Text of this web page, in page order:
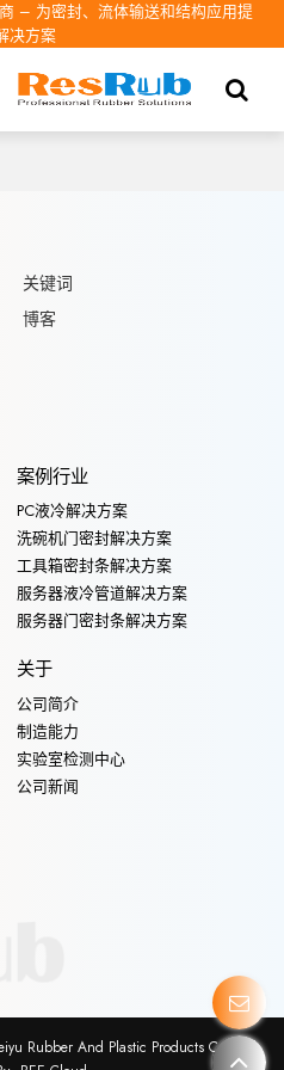
– 为密封、流体输送和结构应用提
决方案
关键词
博客
案例行业
PC液冷解决方案
洗碗机门密封解决方案
工具箱密封条解决方案
服务器液冷管道解决方案
服务器门密封条解决方案
关于
公司简介
制造能力
实验室检测中心
公司新闻
Rubber And Plastic Products Co., Ltd.